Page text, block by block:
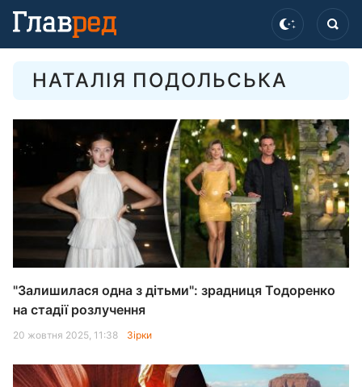
НАТАЛІЯ ПОДОЛЬСЬКА
"Залишилася одна з дітьми": зрадниця Тодоренко
на стадії розлучення
20 жовтня 2025, 11:38 Зірки